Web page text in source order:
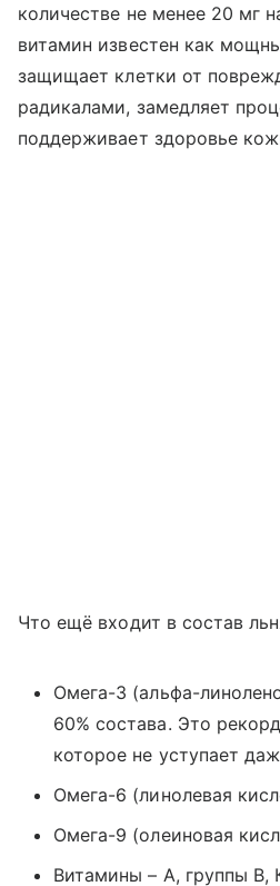
количестве не менее 20 мг
витамин известен как
защищает клетки от
радикалами, замедляет
поддерживает здоровье
Что ещё входит в состав
Омега-3 (альфа-
60% состава. Это
которое не уступает
Омега-6 (линолевая
Омега-9 (олеиновая
Витамины – А, группы В,